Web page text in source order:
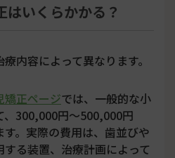
はいくらかかる？
内容によって異なります。
矯正ページでは、一般的な小
、300,000円〜500,000円
す。実際の費用は、歯並びや
る装置、治療計画によって